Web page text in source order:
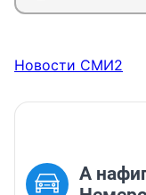
Новости СМИ2
А